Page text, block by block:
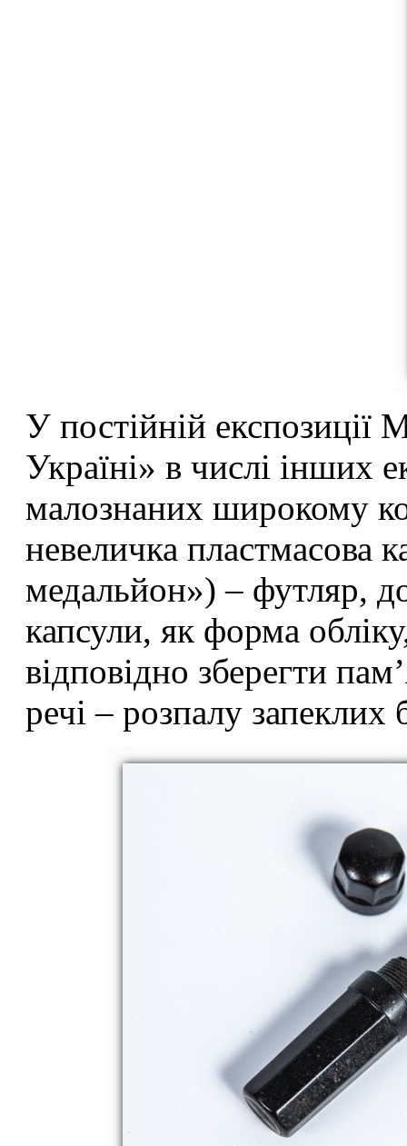
У постійній експозиції
Україні» в числі інших
малознаних широкому
невеличка пластмасова
медальйон») – футляр,
капсули, як форма
відповідно зберегти
речі – розпалу запеклих